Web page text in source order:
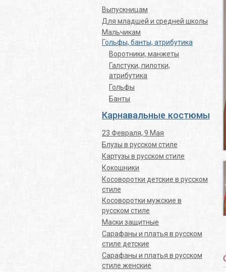
Выпускницам
Для младшей и средней школы
Мальчикам
Гольфы, банты, атрибутика
Воротники, манжеты
Галстуки, пилотки,
атрибутика
Гольфы
Банты
Карнавальные костюмы
23 Февраля, 9 Мая
Блузы в русском стиле
Картузы в русском стиле
Кокошники
Косоворотки детские в русском
стиле
Косоворотки мужские в
русском стиле
Маски защитные
Сарафаны и платья в русском
стиле детские
Сарафаны и платья в русском
стиле женские